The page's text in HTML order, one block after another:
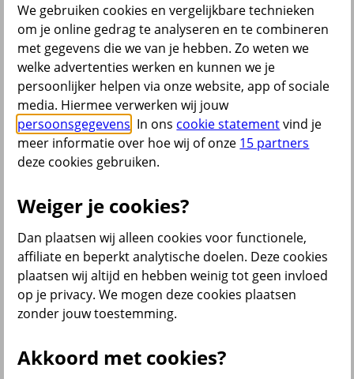
Dyslexie lettertype
Aan / Uit
Cookies aanpassen
CoBrowsing
Start
Producten
Voor wie Service & contact
terug
Producten
We gebruiken cookies en vergelijkbare technieken
om je online gedrag te analyseren en te combineren
met gegevens die we van je hebben. Zo weten we
welke advertenties werken en kunnen we je
persoonlijker helpen via onze website, app of sociale
media. Hiermee verwerken wij jouw
persoonsgegevens . In ons cookie statementvind je
meer informatie over hoe wij of onze 15 partners
deze cookies gebruiken.
Weiger je cookies?
Dan plaatsen wij alleen cookies voor functionele,
affiliate en beperkt analytische doelen. Deze cookies
plaatsen wij altijd en hebben weinig tot geen invloed
op je privacy. We mogen deze cookies plaatsen
zonder jouw toestemming.
Akkoord met cookies?